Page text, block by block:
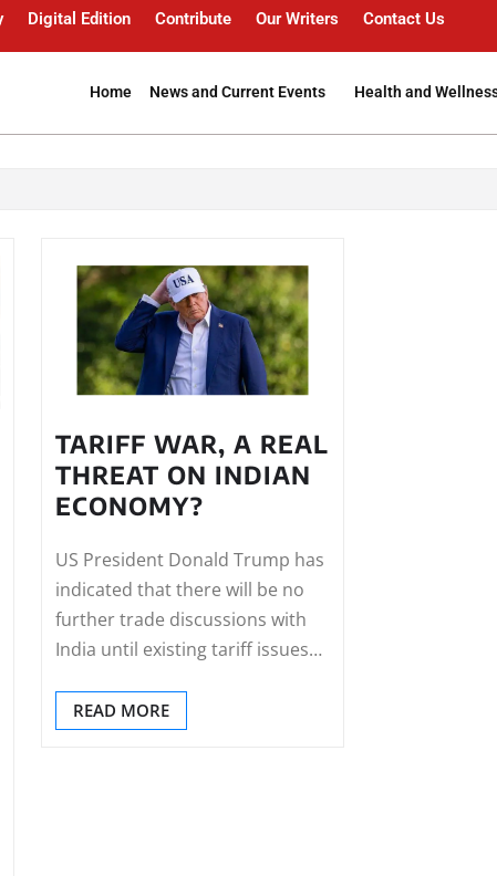
Digital Edition Contribute Our Writers Contact Us
Home News and Current Events Health and
TARIFF WAR, A REAL
THREAT ON INDIAN
ECONOMY?
US President Donald Trump has
indicated that there will be no
further trade discussions with
India until existing tariff issues…
READ MORE